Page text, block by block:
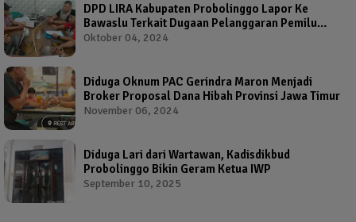
DPD LIRA Kabupaten Probolinggo Lapor Ke
Bawaslu Terkait Dugaan Pelanggaran Pemilu
Oleh Salah Satu Calon Wakil Bupati Probolinggo
Oktober 04, 2024
Diduga Oknum PAC Gerindra Maron Menjadi
Broker Proposal Dana Hibah Provinsi Jawa Timur
November 06, 2024
Diduga Lari dari Wartawan, Kadisdikbud
Probolinggo Bikin Geram Ketua IWP
September 10, 2025